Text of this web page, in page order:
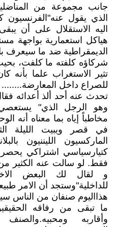
جانب مجموعة من
الذي يقول
اليه الاستقلال على أن
هياكل استعمارية بواجهة
الديمقراطية ضد ما سيعرف
شركاؤه كلفته ما كلفت،
تثير الاستغراب علما بأنه
للصراع داخل المعارضة........
تحدث عنه أحد ألذ أعدائه
وهو الرجل الذي"
مخاطباً إياه بما معناه أنه
في قصر ويبيت الليلة
الماركسيون الليننيون
كتيارسياسي اشتراكي
فقط. لو سالت عنه الكثير
و لقال لك البعض
للداخلية"وستجد أن الامر
هذااليوم صنفان من الناس
ما تبقى من رفاقه
وأقاربه